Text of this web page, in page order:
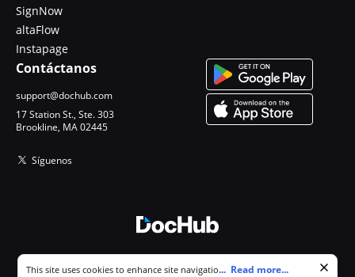
SignNow
altaFlow
Instapage
Contáctanos
support@dochub.com
17 Station St., Ste. 303
Brookline, MA 02445
Síguenos
Cookie consent notice
This site uses cookies to enhance site navigation and personalize
... Read more...